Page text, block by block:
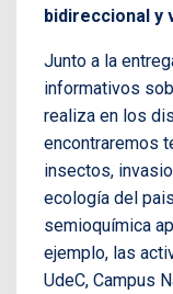
bidireccional y
Junto a la
informativos
realiza en los
encontraremos
insectos,
ecología del
semioquímica
ejemplo, las
UdeC, Campus